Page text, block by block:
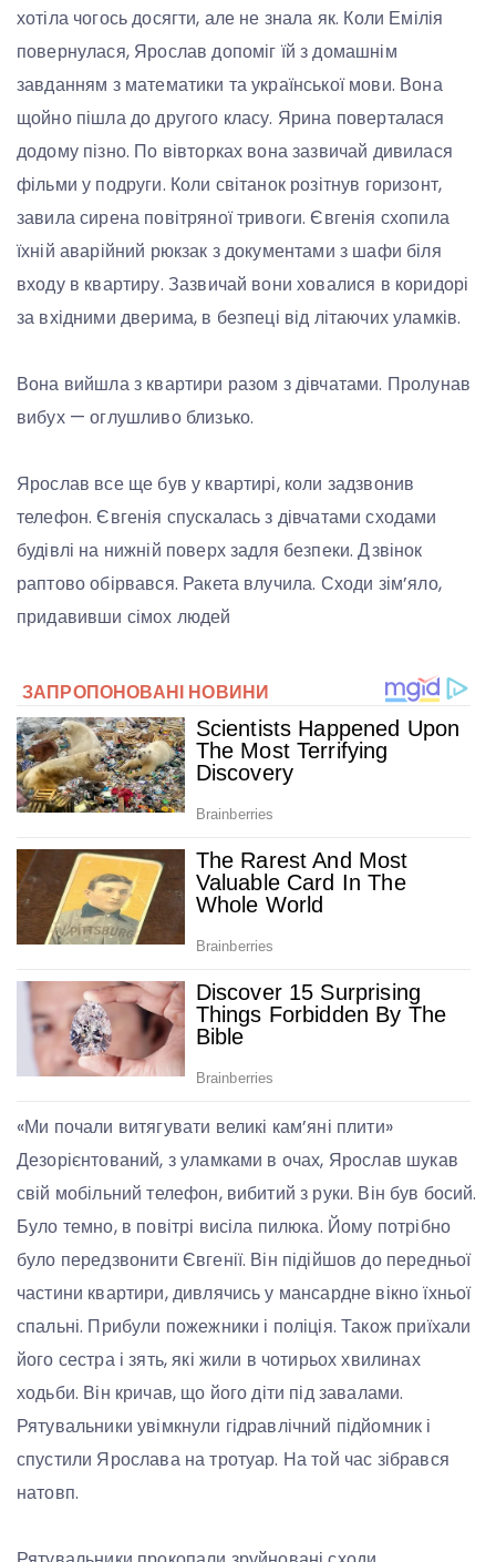
хотіла чогось досягти, але не знала як. Коли Емілія
повернулася, Ярослав допоміг їй з домашнім
завданням з математики та української мови. Вона
щойно пішла до другого класу. Ярина поверталася
додому пізно. По вівторках вона зазвичай дивилася
фільми у подруги. Коли світанок розітнув горизонт,
завила сирена повітряної тривоги. Євгенія схопила
їхній аварійний рюкзак з документами з шафи біля
входу в квартиру. Зазвичай вони ховалися в коридорі
за вхідними дверима, в безпеці від літаючих уламків.
Вона вийшла з квартири разом з дівчатами. Пролунав
вибух — оглушливо близько.
Ярослав все ще був у квартирі, коли задзвонив
телефон. Євгенія спускалась з дівчатами сходами
будівлі на нижній поверх задля безпеки. Дзвінок
раптово обірвався. Ракета влучила. Сходи зім’яло,
придавивши сімох людей
«Ми почали витягувати великі кам’яні плити»
Дезорієнтований, з уламками в очах, Ярослав шукав
свій мобільний телефон, вибитий з руки. Він був босий.
Було темно, в повітрі висіла пилюка. Йому потрібно
було передзвонити Євгенії. Він підійшов до передньої
частини квартири, дивлячись у мансардне вікно їхньої
спальні. Прибули пожежники і поліція. Також приїхали
його сестра і зять, які жили в чотирьох хвилинах
ходьби. Він кричав, що його діти під завалами.
Рятувальники увімкнули гідравлічний підйомник і
спустили Ярослава на тротуар. На той час зібрався
натовп.